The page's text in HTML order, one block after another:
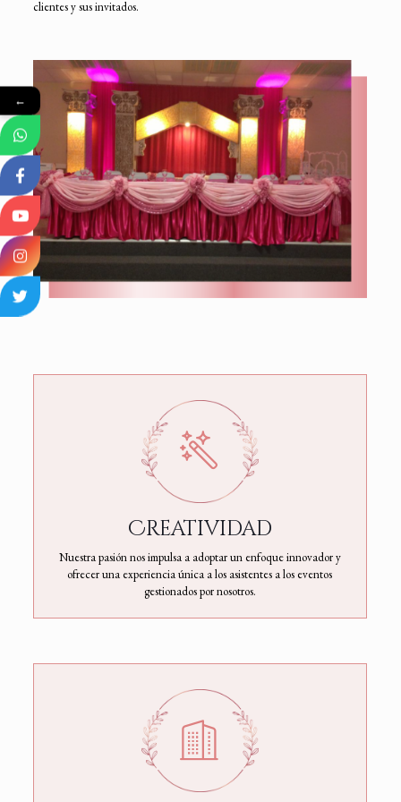
clientes y sus invitados.
Creatividad
Nuestra pasión nos impulsa a adoptar un enfoque innovador y
ofrecer una experiencia única a los asistentes a los eventos
gestionados por nosotros.
←